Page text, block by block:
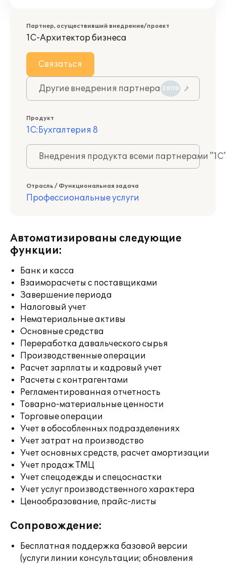
Партнер, осуществивший внедрение/проект
1С-Архитектор бизнеса
Связаться
Другие внедрения партнера 20110
Продукт
1С:Бухгалтерия 8
Внедрения продукта всеми партнерами
Отрасль / Функциональная задача
Профессиональные услуги
Автоматизированы следующие
функции:
Банк и касса
Взаиморасчеты с поставщиками
Завершение периода
Налоговый учет
Нематериальные активы
Основные средства
Переработка давальческого сырья
Производственные операции
Расчет зарплаты и кадровый учет
Расчеты с контрагентами
Регламентированная отчетность
Товарно-материальные ценности
Торговые операции
Учет в обособленных подразделениях
Учет затрат на производство
Учет основных средств, расчет амортизации
Учет продаж ТМЦ
Учет спецодежды и спецоснастки
Учет услуг производственного характера
Ценообразование, прайс-листы
Сопровождение:
Бесплатная поддержка базовой версии
(услуги линии консультации; обновления